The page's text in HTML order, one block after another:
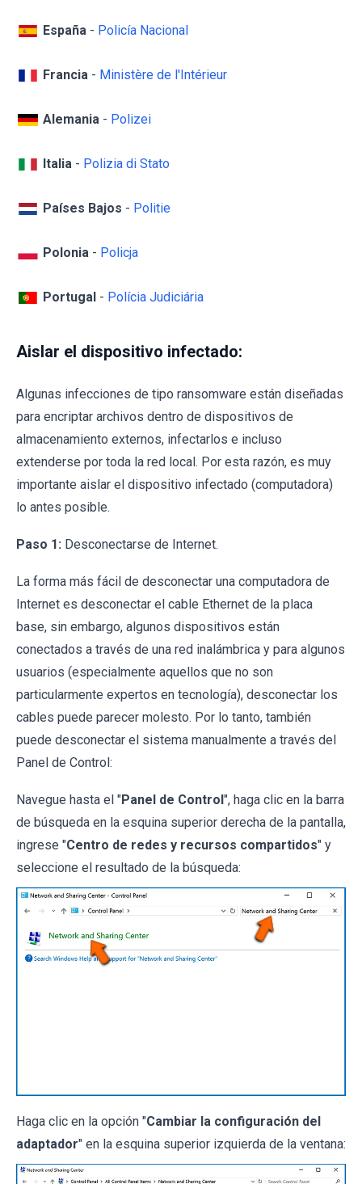
España - Policía Nacional
Francia - Ministère de l'Intérieur
Alemania - Polizei
Italia - Polizia di Stato
Países Bajos - Politie
Polonia - Policja
Portugal - Polícia Judiciária
Aislar el dispositivo infectado:
Algunas infecciones de tipo ransomware están diseñadas
para encriptar archivos dentro de dispositivos de
almacenamiento externos, infectarlos e incluso
extenderse por toda la red local. Por esta razón, es muy
importante aislar el dispositivo infectado (computadora)
lo antes posible.
Paso 1: Desconectarse de Internet.
La forma más fácil de desconectar una computadora de
Internet es desconectar el cable Ethernet de la placa
base, sin embargo, algunos dispositivos están
conectados a través de una red inalámbrica y para algunos
usuarios (especialmente aquellos que no son
particularmente expertos en tecnología), desconectar los
cables puede parecer molesto. Por lo tanto, también
puede desconectar el sistema manualmente a través del
Panel de Control:
Navegue hasta el "Panel de Control ", haga clic en la barra
de búsqueda en la esquina superior derecha de la pantalla,
ingrese "Centro de redes y recursos compartidos" y
seleccione el resultado de la búsqueda:
Haga clic en la opción "Cambiar la configuración del
adaptador" en la esquina superior izquierda de la ventana: